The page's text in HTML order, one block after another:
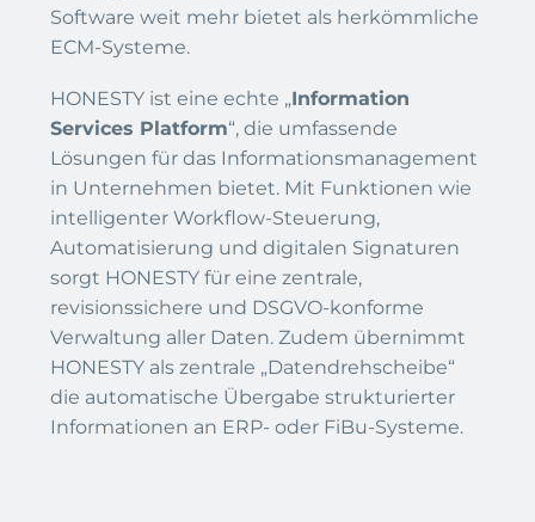
Software weit mehr bietet als herkömmliche
ECM-Systeme.
HONESTY ist eine echte „Information
Services Platform“, die umfassende
Lösungen für das Informationsmanagement
in Unternehmen bietet. Mit Funktionen wie
intelligenter Workflow-Steuerung,
Automatisierung und digitalen Signaturen
sorgt HONESTY für eine zentrale,
revisionssichere und DSGVO-konforme
Verwaltung aller Daten. Zudem übernimmt
HONESTY als zentrale „Datendrehscheibe“
die automatische Übergabe strukturierter
Informationen an ERP- oder FiBu-Systeme.